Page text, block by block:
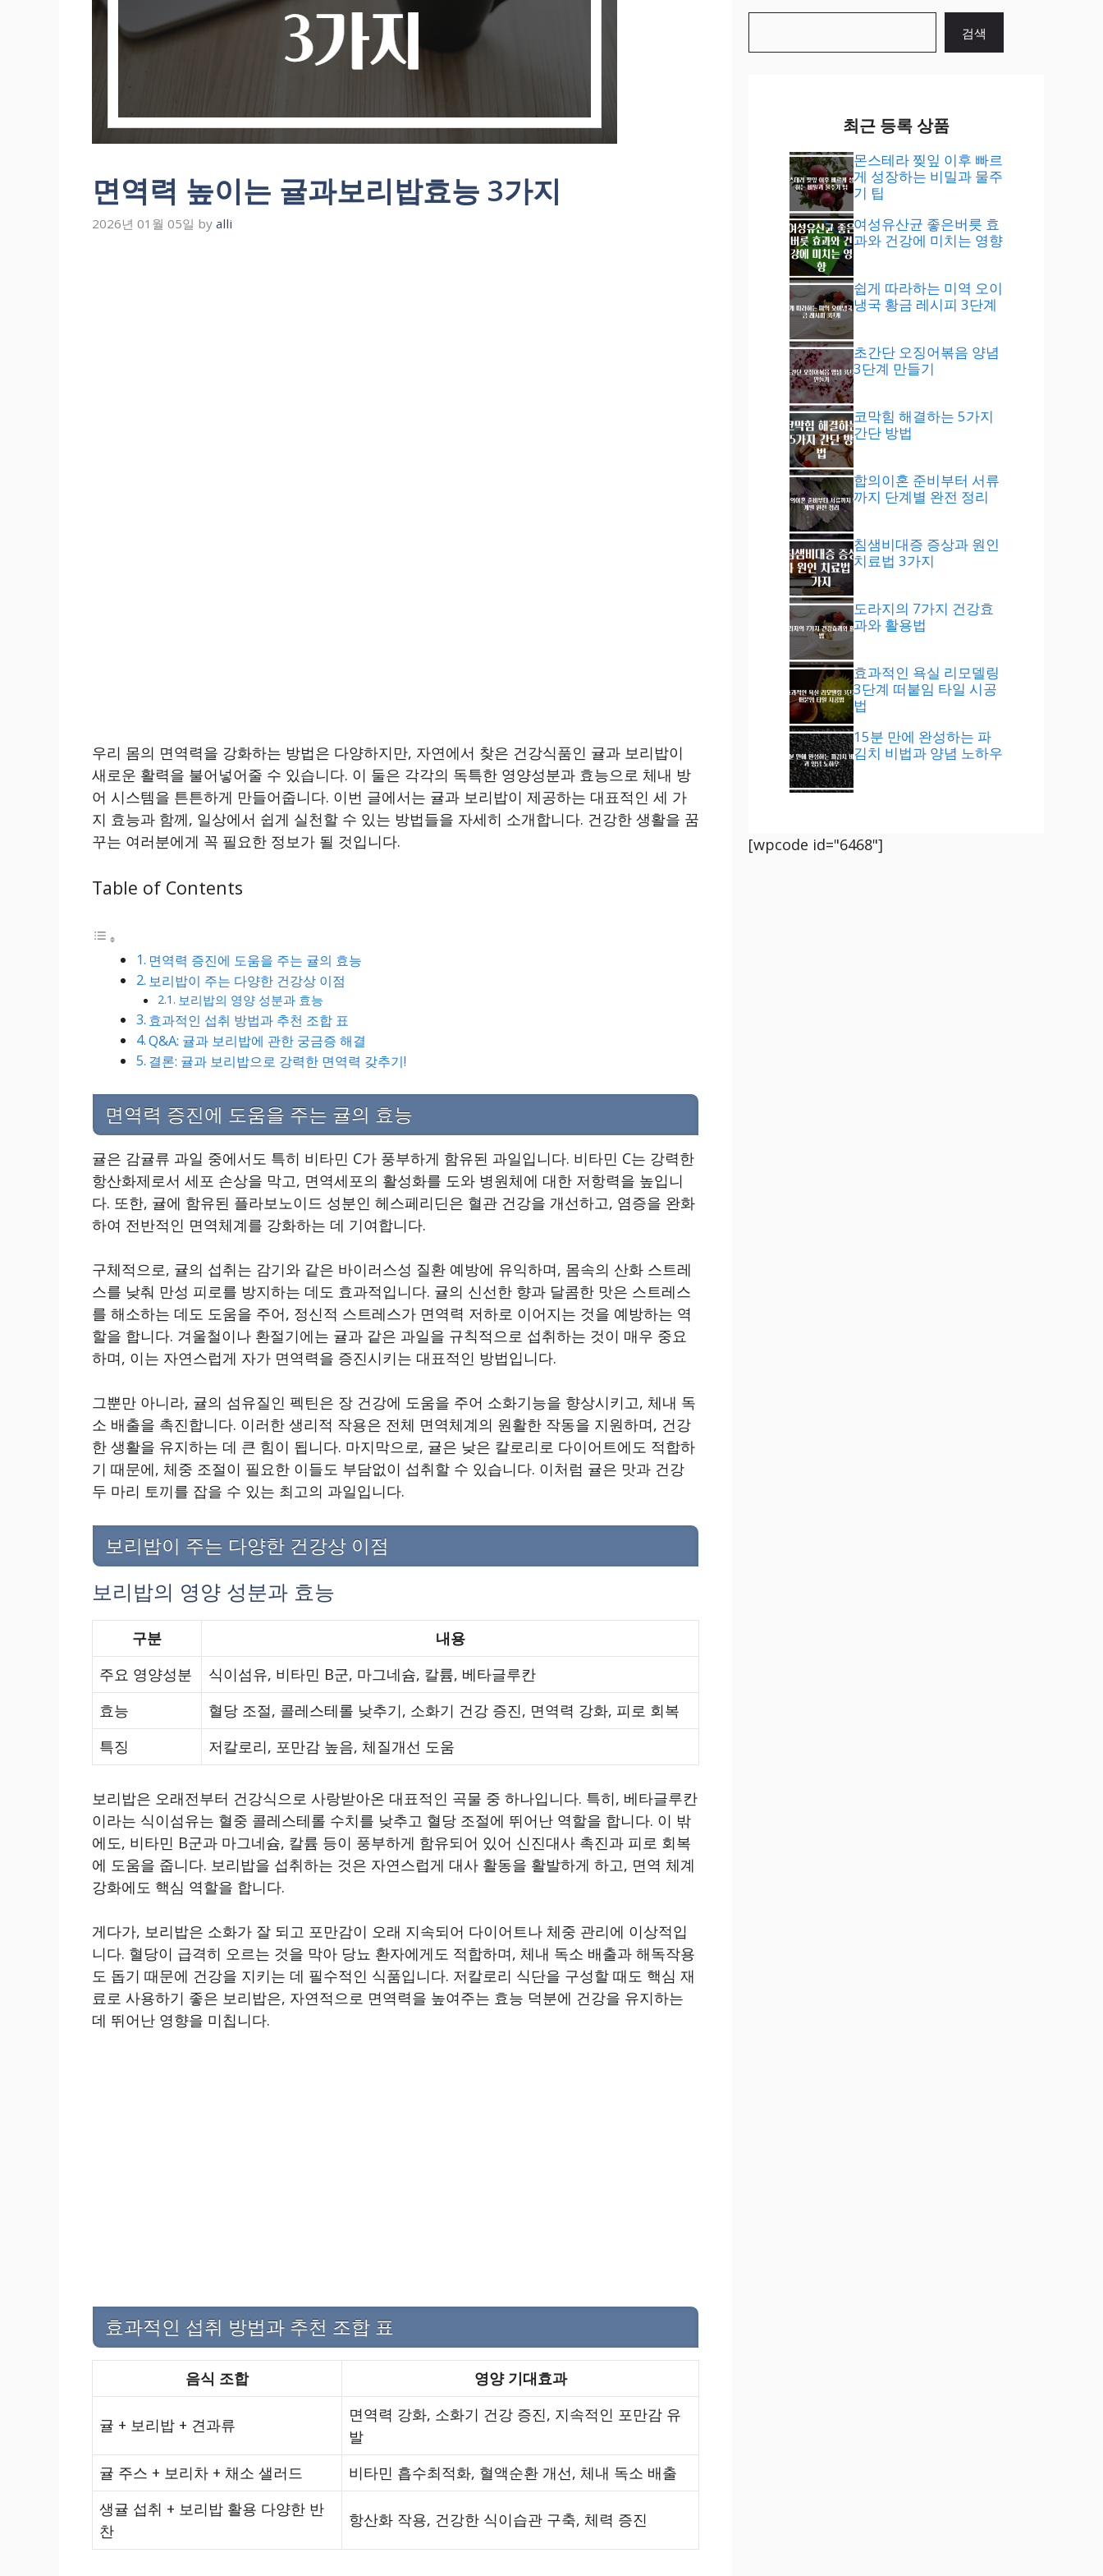
면역력 높이는 귤과보리밥효능 3가지
2026년 01월 05일 by alli
우리 몸의 면역력을 강화하는 방법은 다양하지만, 자연에서 찾은 건강식품인 귤과 보리밥이
새로운 활력을 불어넣어줄 수 있습니다. 이 둘은 각각의 독특한 영양성분과 효능으로 체내 방
어 시스템을 튼튼하게 만들어줍니다. 이번 글에서는 귤과 보리밥이 제공하는 대표적인 세 가
지 효능과 함께, 일상에서 쉽게 실천할 수 있는 방법들을 자세히 소개합니다. 건강한 생활을 꿈
꾸는 여러분에게 꼭 필요한 정보가 될 것입니다.
Table of Contents
면역력 증진에 도움을 주는 귤의 효능
보리밥이 주는 다양한 건강상 이점
보리밥의 영양 성분과 효능
효과적인 섭취 방법과 추천 조합 표
Q&A: 귤과 보리밥에 관한 궁금증 해결
결론: 귤과 보리밥으로 강력한 면역력 갖추기!
면역력 증진에 도움을 주는 귤의 효능
귤은 감귤류 과일 중에서도 특히 비타민 C가 풍부하게 함유된 과일입니다. 비타민 C는 강력한
항산화제로서 세포 손상을 막고, 면역세포의 활성화를 도와 병원체에 대한 저항력을 높입니
다. 또한, 귤에 함유된 플라보노이드 성분인 헤스페리딘은 혈관 건강을 개선하고, 염증을 완화
하여 전반적인 면역체계를 강화하는 데 기여합니다.
구체적으로, 귤의 섭취는 감기와 같은 바이러스성 질환 예방에 유익하며, 몸속의 산화 스트레
스를 낮춰 만성 피로를 방지하는 데도 효과적입니다. 귤의 신선한 향과 달콤한 맛은 스트레스
를 해소하는 데도 도움을 주어, 정신적 스트레스가 면역력 저하로 이어지는 것을 예방하는 역
할을 합니다. 겨울철이나 환절기에는 귤과 같은 과일을 규칙적으로 섭취하는 것이 매우 중요
하며, 이는 자연스럽게 자가 면역력을 증진시키는 대표적인 방법입니다.
그뿐만 아니라, 귤의 섬유질인 펙틴은 장 건강에 도움을 주어 소화기능을 향상시키고, 체내 독
소 배출을 촉진합니다. 이러한 생리적 작용은 전체 면역체계의 원활한 작동을 지원하며, 건강
한 생활을 유지하는 데 큰 힘이 됩니다. 마지막으로, 귤은 낮은 칼로리로 다이어트에도 적합하
기 때문에, 체중 조절이 필요한 이들도 부담없이 섭취할 수 있습니다. 이처럼 귤은 맛과 건강
두 마리 토끼를 잡을 수 있는 최고의 과일입니다.
보리밥이 주는 다양한 건강상 이점
보리밥의 영양 성분과 효능
구분
내용
주요 영양성분
식이섬유, 비타민 B군, 마그네슘, 칼륨, 베타글루칸
효능
혈당 조절, 콜레스테롤 낮추기, 소화기 건강 증진, 면역력 강화, 피로 회복
특징
저칼로리, 포만감 높음, 체질개선 도움
보리밥은 오래전부터 건강식으로 사랑받아온 대표적인 곡물 중 하나입니다. 특히, 베타글루칸
이라는 식이섬유는 혈중 콜레스테롤 수치를 낮추고 혈당 조절에 뛰어난 역할을 합니다. 이 밖
에도, 비타민 B군과 마그네슘, 칼륨 등이 풍부하게 함유되어 있어 신진대사 촉진과 피로 회복
에 도움을 줍니다. 보리밥을 섭취하는 것은 자연스럽게 대사 활동을 활발하게 하고, 면역 체계
강화에도 핵심 역할을 합니다.
게다가, 보리밥은 소화가 잘 되고 포만감이 오래 지속되어 다이어트나 체중 관리에 이상적입
니다. 혈당이 급격히 오르는 것을 막아 당뇨 환자에게도 적합하며, 체내 독소 배출과 해독작용
도 돕기 때문에 건강을 지키는 데 필수적인 식품입니다. 저칼로리 식단을 구성할 때도 핵심 재
료로 사용하기 좋은 보리밥은, 자연적으로 면역력을 높여주는 효능 덕분에 건강을 유지하는
데 뛰어난 영향을 미칩니다.
효과적인 섭취 방법과 추천 조합 표
음식 조합 영양 기대효과
귤 + 보리밥 + 견과류
면역력 강화, 소화기 건강 증진, 지속적인 포만감 유
발
귤 주스 + 보리차 + 채소 샐러드
비타민 흡수최적화, 혈액순환 개선, 체내 독소 배출
생귤 섭취 + 보리밥 활용 다양한 반
찬
항산화 작용, 건강한 식이습관 구축, 체력 증진
검색
최근 등록 상품
몬스테라 찢잎 이후 빠르
게 성장하는 비밀과 물주
기 팁
여성유산균 좋은버릇 효
과와 건강에 미치는 영향
쉽게 따라하는 미역 오이
냉국 황금 레시피 3단계
초간단 오징어볶음 양념
3단계 만들기
코막힘 해결하는 5가지
간단 방법
합의이혼 준비부터 서류
까지 단계별 완전 정리
침샘비대증 증상과 원인
치료법 3가지
도라지의 7가지 건강효
과와 활용법
효과적인 욕실 리모델링
3단계 떠붙임 타일 시공
법
15분 만에 완성하는 파
김치 비법과 양념 노하우
[wpcode id="6468"]